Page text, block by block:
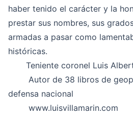
haber tenido el carácter y la
prestar sus nombres, sus
armadas a pasar como
históricas.
Teniente coronel Luis
Autor de 38 libros de
defensa nacional
www.luisvillamarin.com